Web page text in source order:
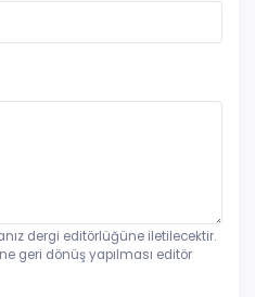
dergi editörlüğüne iletilecektir.
geri dönüş yapılması editör